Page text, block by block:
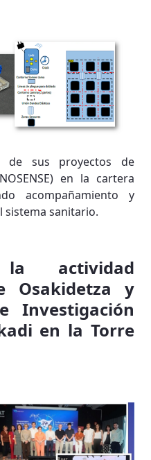
de sus proyectos de
en la cartera
acompañamiento y
sistema sanitario.
actividad
Osakidetza y
Investigación
en la Torre